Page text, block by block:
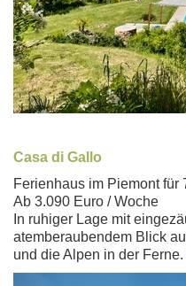
Casa di Gallo
Ferienhaus im Piemont für
Ab 3.090 Euro / Woche
In ruhiger Lage mit
atemberaubendem Blick
und die Alpen in der Ferne.